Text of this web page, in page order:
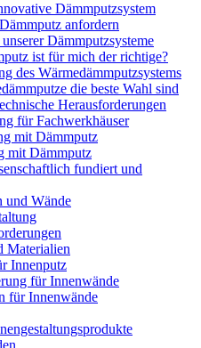
Dämmputzsystem
anfordern
Dämmputzsysteme
ist für mich der richtige?
des Wärmedämmputzsystems
die beste Wahl sind
Herausforderungen
für Fachwerkhäuser
mit Dämmputz
mit Dämmputz
fundiert und
und Wände
Materialien
Innenputz
für Innenwände
für Innenwände